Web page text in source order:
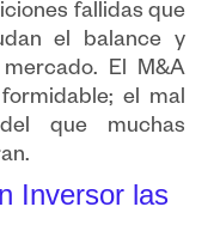
fallidas que
el balance y
El M&A
el mal
que muchas
Inversor las